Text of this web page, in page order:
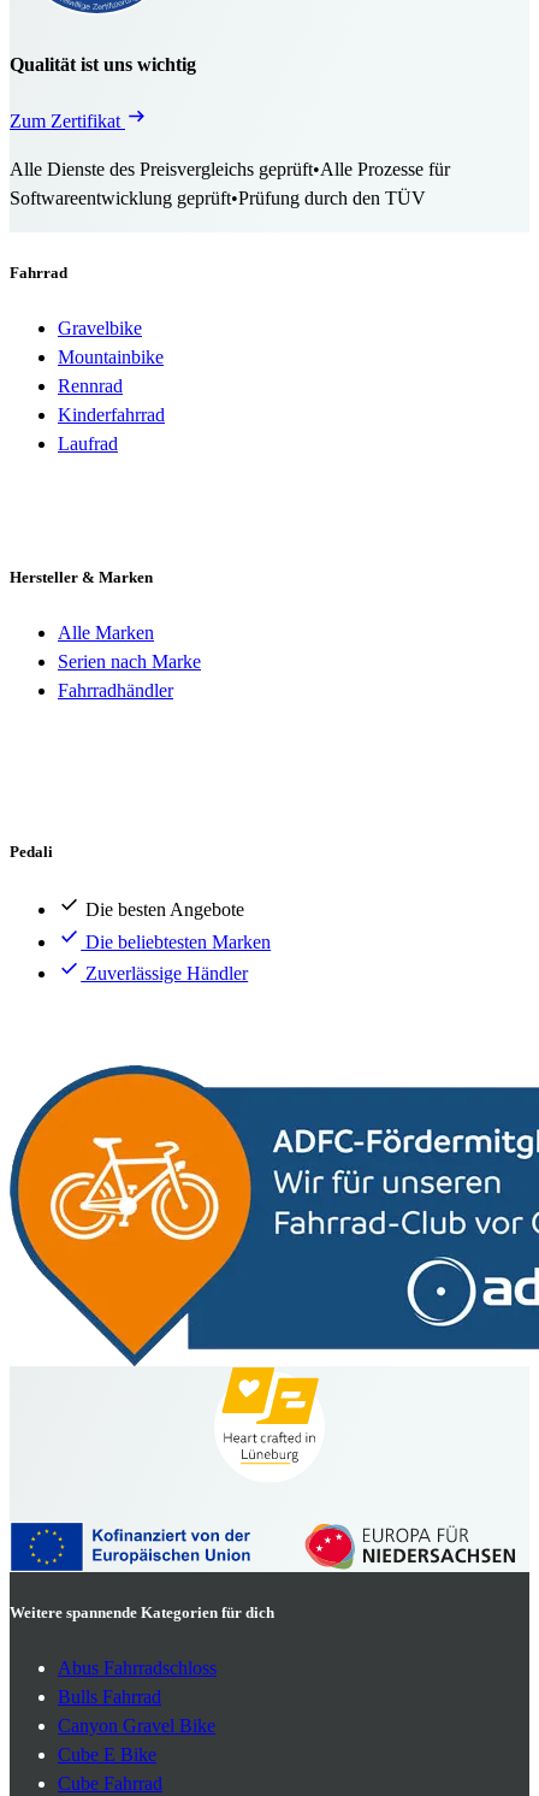
Qualität ist uns wichtig
Zum Zertifikat
Alle Dienste des Preisvergleichs geprüft•Alle Prozesse für
Softwareentwicklung geprüft•Prüfung durch den TÜV
Fahrrad
Gravelbike
Mountainbike
Rennrad
Kinderfahrrad
Laufrad
Hersteller & Marken
Alle Marken
Serien nach Marke
Fahrradhändler
Pedali
Die besten Angebote
Die beliebtesten Marken
Zuverlässige Händler
Weitere spannende Kategorien für dich
Abus Fahrradschloss
Bulls Fahrrad
Canyon Gravel Bike
Cube E Bike
Cube Fahrrad